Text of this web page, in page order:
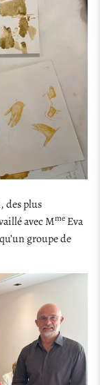
des plus
avec Mme Eva
groupe de